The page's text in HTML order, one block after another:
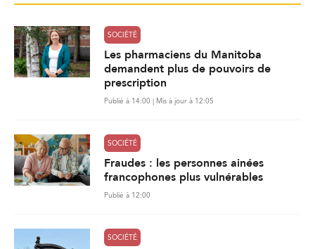
SOCIÉTÉ
Les pharmaciens du Manitoba
demandent plus de pouvoirs de
prescription
Publié à 14:00 | Mis à jour à 12:05
SOCIÉTÉ
Fraudes : les personnes ainées
francophones plus vulnérables
Publié à 12:00
SOCIÉTÉ